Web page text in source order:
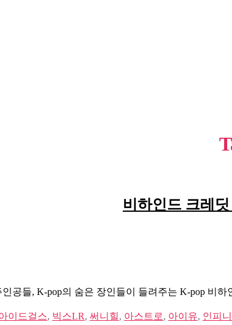
비하인드 크레
공들, K-pop의 숨은 장인들이 들려주는 K-pop 비
이드걸스, 빅스LR, 써니힐, 아스트로, 아이유, 인피